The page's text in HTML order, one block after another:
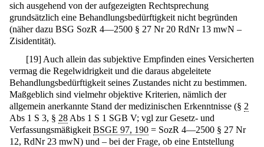
sich ausgehend von der aufgezeigten Rechtsprechung
grundsätzlich eine Behandlungsbedürftigkeit nicht begründen
(näher dazu BSG SozR 4—2500 § 27 Nr 20 RdNr 13 mwN –
Zisidentität).
[19] Auch allein das subjektive Empfinden eines Versicherten
vermag die Regelwidrigkeit und die daraus abgeleitete
Behandlungsbedürftigkeit seines Zustandes nicht zu bestimmen.
Maßgeblich sind vielmehr objektive Kriterien, nämlich der
allgemein anerkannte Stand der medizinischen Erkenntnisse (§ 2
Abs 1 S 3, § 28 Abs 1 S 1 SGB V; vgl zur Gesetz- und
Verfassungsmäßigkeit BSGE 97, 190 = SozR 4—2500 § 27 Nr
12, RdNr 23 mwN) und – bei der Frage, ob eine Entstellung